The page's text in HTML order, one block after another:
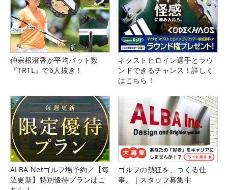
仲宗根澄香が平均パット数
『TRTL』で6人抜き！
ネクストヒロイン選手とラウ
ンドできるチャンス！詳しく
はこちら！
ALBA Netゴルフ場予約／【毎
週更新】特別優待プランはこ
ゴルフの熱狂を、つくる仕
事。｜スタッフ募集中